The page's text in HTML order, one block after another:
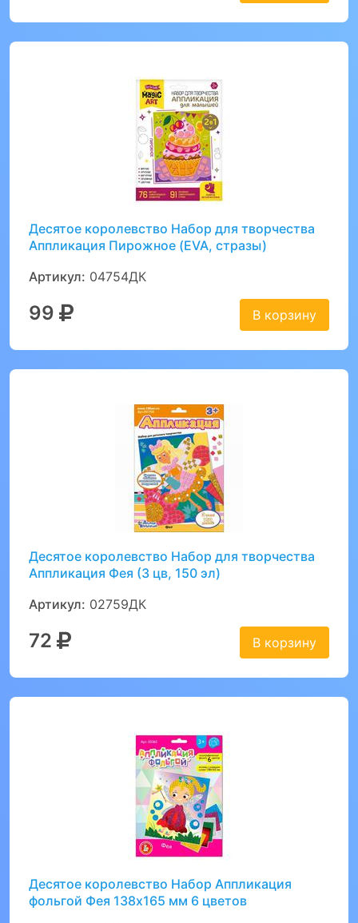
Десятое королевство Набор для творчества
Аппликация Пирожное (EVA, стразы)
Артикул: 04754ДК
99 В корзину
Десятое королевство Набор для творчества
Аппликация Фея (3 цв, 150 эл)
Артикул: 02759ДК
72 В корзину
Десятое королевство Набор Аппликация
фольгой Фея 138х165 мм 6 цветов